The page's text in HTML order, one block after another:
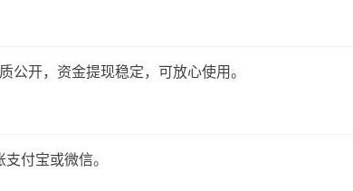
公开，资金提现稳定，可放心使用。
付宝或微信。